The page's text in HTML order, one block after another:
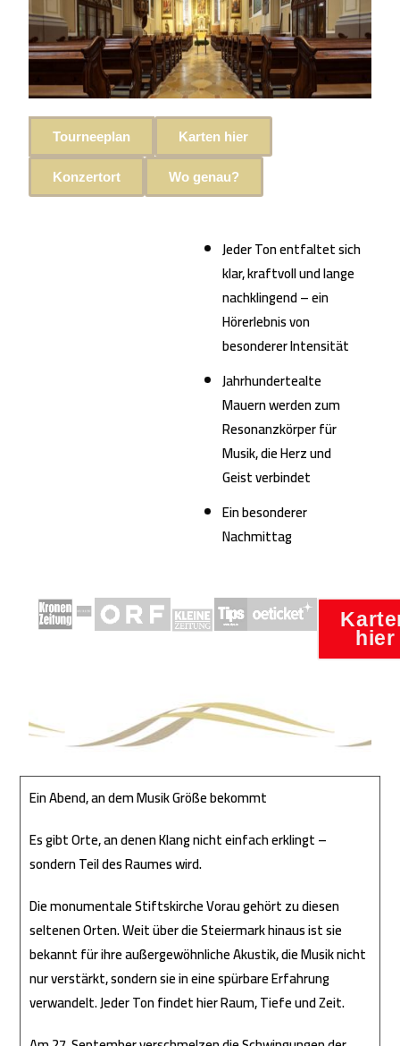
Tourneeplan Karten hier
Konzertort Wo genau?
Jeder Ton entfaltet sich
klar, kraftvoll und lange
nachklingend – ein
Hörerlebnis von
besonderer Intensität
Jahrhundertealte
Mauern werden zum
Resonanzkörper für
Musik, die Herz und
Geist verbindet
Ein besonderer
Nachmittag
hier
Ein Abend, an dem Musik Größe bekommt
Es gibt Orte, an denen Klang nicht einfach erklingt –
sondernTeil des Raumes wird.
Die monumentaleStiftskirche Voraugehört zu diesen
seltenen Orten. Weit über die Steiermark hinaus ist sie
bekannt für ihre außergewöhnliche Akustik, die Musik nicht
nur verstärkt, sondern sie in eine spürbare Erfahrung
verwandelt. Jeder Ton findet hier Raum, Tiefe und Zeit.